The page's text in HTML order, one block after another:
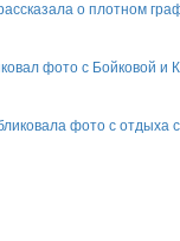
о плотном
фото с Бойковой и
фото с отдыха